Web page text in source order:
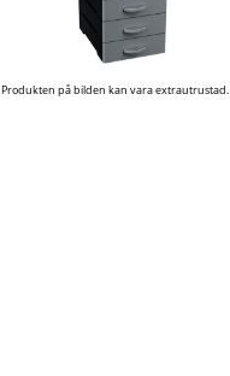
Produkten på bilden kan vara extrautrustad.